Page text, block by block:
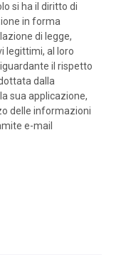
si ha il diritto di
in forma
di legge,
legittimi, al loro
il rispetto
dalla
sua applicazione,
delle informazioni
e-mail